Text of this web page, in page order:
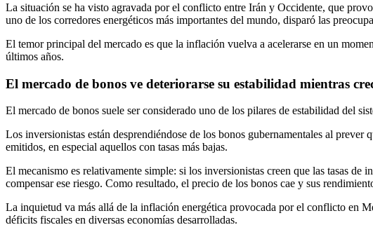
La situación se ha visto agravada por el conflicto entre Irán y Occidente, que
uno de los corredores energéticos más importantes del mundo, disparó las
El temor principal del mercado es que la inflación vuelva a acelerarse en un
últimos años.
El mercado de bonos ve deteriorarse su estabilidad mientras
El mercado de bonos suele ser considerado uno de los pilares de estabilidad del
Los inversionistas están desprendiéndose de los bonos gubernamentales al
emitidos, en especial aquellos con tasas más bajas.
El mecanismo es relativamente simple: si los inversionistas creen que las tasas
compensar ese riesgo. Como resultado, el precio de los bonos cae y sus
La inquietud va más allá de la inflación energética provocada por el conflicto en
déficits fiscales en diversas economías desarrolladas.